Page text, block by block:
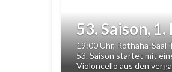
53. Saison,
19:00 Uhr, Rothaha-
53. Saison startet mit
Violoncello aus den